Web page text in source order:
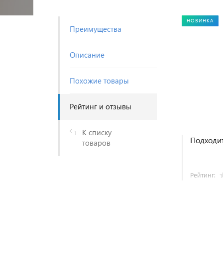
Преимущества
Описание
Похожие товары
Рейтинг и отзывы
К списку
товаров
НОВИНКА
Рейтинг: